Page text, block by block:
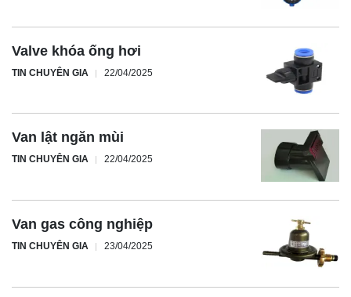
Valve khóa ống hơi
TIN CHUYÊN GIA 22/04/2025
Van lật ngăn mùi
TIN CHUYÊN GIA 22/04/2025
Van gas công nghiệp
TIN CHUYÊN GIA 23/04/2025